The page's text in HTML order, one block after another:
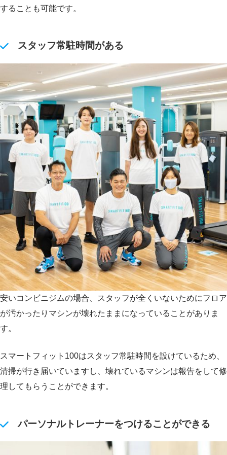
することも可能です。
スタッフ常駐時間がある
安いコンビニジムの場合、スタッフが全くいないためにフロア
が汚かったりマシンが壊れたままになっていることがありま
す。
スマートフィット100はスタッフ常駐時間を設けているため、
清掃が行き届いていますし、壊れているマシンは報告をして修
理してもらうことができます。
パーソナルトレーナーをつけることができる